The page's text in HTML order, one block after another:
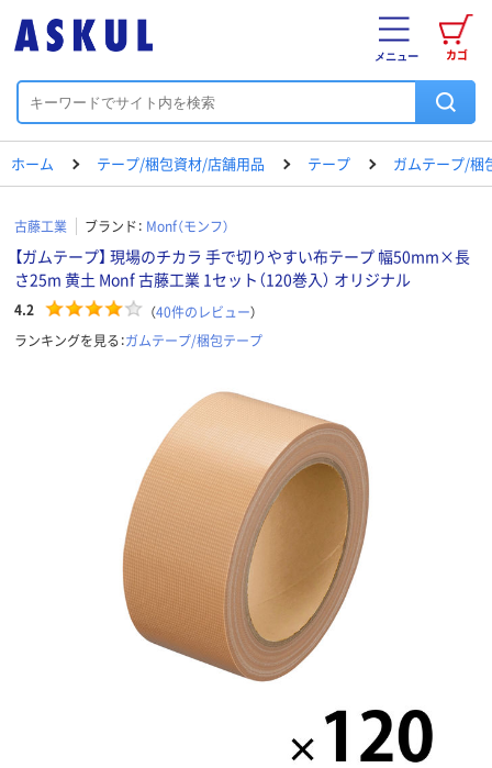
カゴ
メニュー
ホーム テープ/梱包資材/店舗用品 テープ ガムテープ/梱
古藤工業 ブランド： Monf（モンフ）
【ガムテープ】 現場のチカラ 手で切りやすい布テープ 幅50mm×長
さ25m 黄土 Monf 古藤工業 1セット（120巻入） オリジナル
4.2 （40件のレビュー）
ランキングを見る：ガムテープ/梱包テープ